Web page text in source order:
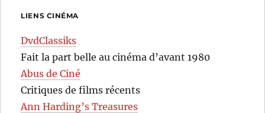
LIENS CINÉMA
DvdClassiks
Fait la part belle au cinéma d’avant 1980
Abus de Ciné
Critiques de films récents
Ann Harding’s Treasures